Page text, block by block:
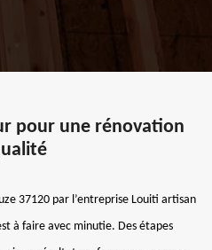
pour une rénovation
37120 par l’entreprise Louiti artisan
à faire avec minutie. Des étapes